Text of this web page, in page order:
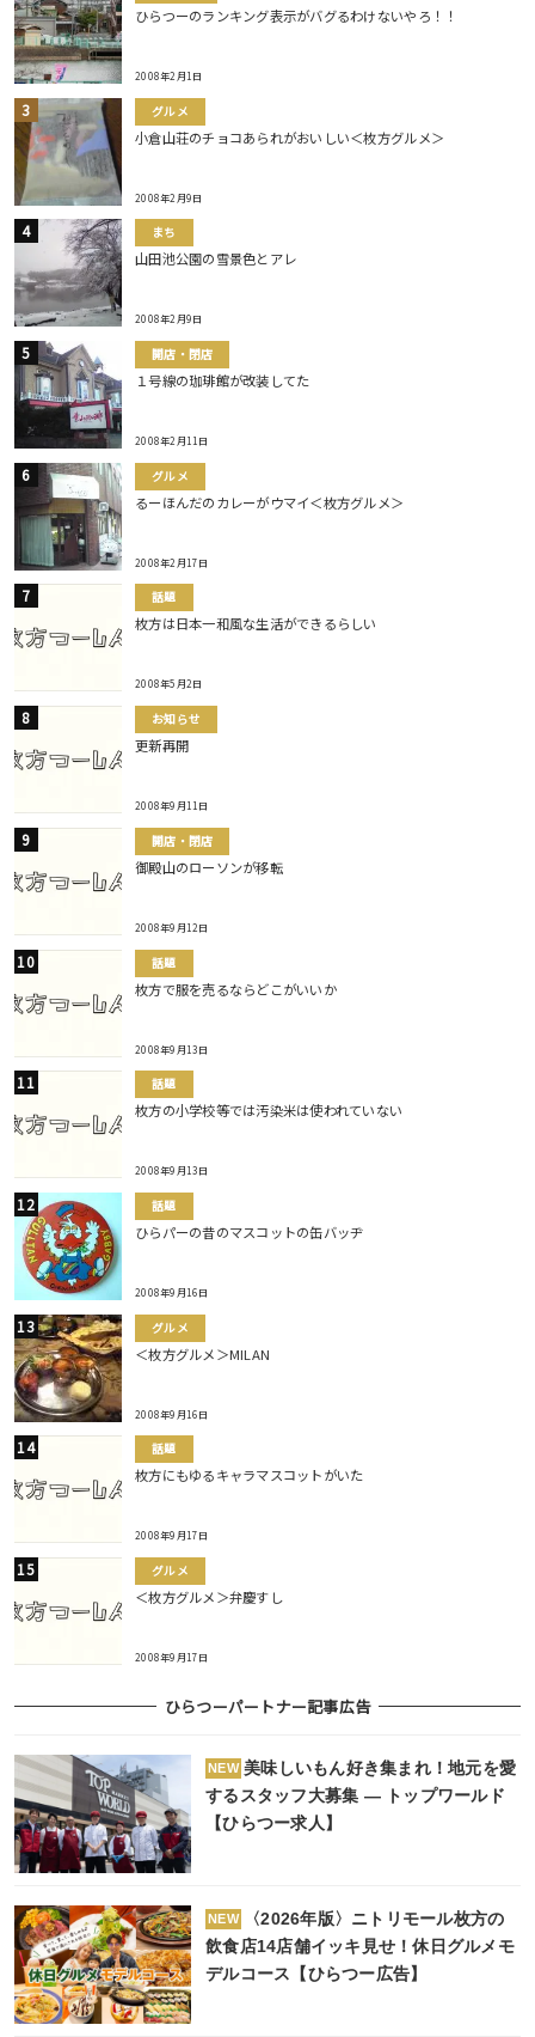
ひらつーのランキング表示がバグるわけないやろ！！
2008年2月1日
グルメ
小倉山荘のチョコあられがおいしい＜枚方グルメ＞
2008年2月9日
まち
山田池公園の雪景色とアレ
2008年2月9日
開店・閉店
１号線の珈琲館が改装してた
2008年2月11日
グルメ
るーほんだのカレーがウマイ＜枚方グルメ＞
2008年2月17日
話題
枚方は日本一和風な生活ができるらしい
2008年5月2日
お知らせ
更新再開
2008年9月11日
開店・閉店
御殿山のローソンが移転
2008年9月12日
話題
枚方で服を売るならどこがいいか
2008年9月13日
話題
枚方の小学校等では汚染米は使われていない
2008年9月13日
話題
ひらパーの昔のマスコットの缶バッヂ
2008年9月16日
グルメ
＜枚方グルメ＞MILAN
2008年9月16日
話題
枚方にもゆるキャラマスコットがいた
2008年9月17日
グルメ
＜枚方グルメ＞弁慶すし
2008年9月17日
ひらつーパートナー記事広告
NEW 美味しいもん好き集まれ！地元を愛
するスタッフ大募集 ― トップワールド
【ひらつー求人】
NEW
〈2026年版〉ニトリモール枚方の
飲食店14店舗イッキ見せ！休日グルメモ
デルコース【ひらつー広告】